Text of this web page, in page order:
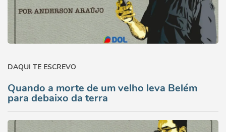
DAQUI TE ESCREVO
Quando a morte de um velho leva Belém
para debaixo da terra